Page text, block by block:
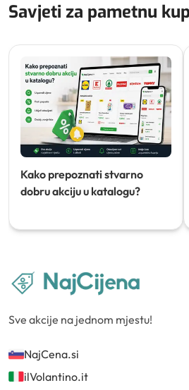
Savjeti za pametnu
Kako prepoznati stvarno
dobru akciju u katalogu?
Sve akcije na jednom mjestu!
NajCena.si
ilVolantino.it